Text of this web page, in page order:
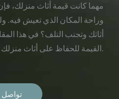
مهما كانت قيمة أثاث منزلك،
وراحة المكان الذي تعيش فيه.
أثاثك وتجنب التلف؟ في هذا
القيمة للحفاظ على أثاث منزلك بحالة جيدة وتجنب التلف.
تواصل